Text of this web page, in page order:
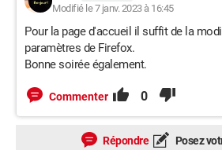
Modifié le 7 janv. 2023 à 16:45
Pour la page d'accueil il suffit de la
paramètres de Firefox.
Bonne soirée également.
Commenter 0
Répondre Posez